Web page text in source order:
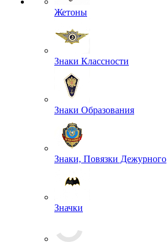
Жетоны
Знаки Классности
Знаки Образования
Знаки, Повязки Дежурного
Значки